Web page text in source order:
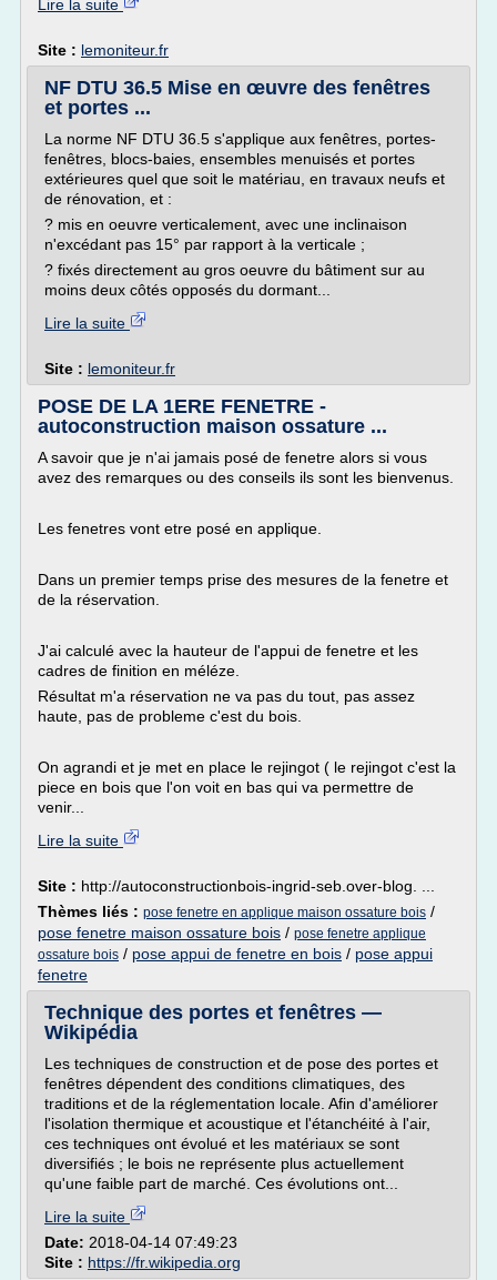
Lire la suite
Site : lemoniteur.fr
NF DTU 36.5 Mise en œuvre des fenêtres
et portes ...
La norme NF DTU 36.5 s'applique aux fenêtres, portes-
fenêtres, blocs-baies, ensembles menuisés et portes
extérieures quel que soit le matériau, en travaux neufs et
de rénovation, et :
? mis en oeuvre verticalement, avec une inclinaison
n'excédant pas 15° par rapport à la verticale ;
? fixés directement au gros oeuvre du bâtiment sur au
moins deux côtés opposés du dormant...
Lire la suite
Site : lemoniteur.fr
POSE DE LA 1ERE FENETRE -
autoconstruction maison ossature ...
A savoir que je n'ai jamais posé de fenetre alors si vous
avez des remarques ou des conseils ils sont les bienvenus.
Les fenetres vont etre posé en applique.
Dans un premier temps prise des mesures de la fenetre et
de la réservation.
J'ai calculé avec la hauteur de l'appui de fenetre et les
cadres de finition en méléze.
Résultat m'a réservation ne va pas du tout, pas assez
haute, pas de probleme c'est du bois.
On agrandi et je met en place le rejingot ( le rejingot c'est la
piece en bois que l'on voit en bas qui va permettre de
venir...
Lire la suite
Site : http://autoconstructionbois-ingrid-seb.over-blog. ...
Thèmes liés : pose fenetre en applique maison ossature bois /
pose fenetre maison ossature bois / pose fenetre applique
ossature bois / pose appui de fenetre en bois / pose appui
fenetre
Technique des portes et fenêtres —
Wikipédia
Les techniques de construction et de pose des portes et
fenêtres dépendent des conditions climatiques, des
traditions et de la réglementation locale. Afin d'améliorer
l'isolation thermique et acoustique et l'étanchéité à l'air,
ces techniques ont évolué et les matériaux se sont
diversifiés ; le bois ne représente plus actuellement
qu'une faible part de marché. Ces évolutions ont...
Lire la suite
Date: 2018-04-14 07:49:23
Site : https://fr.wikipedia.org